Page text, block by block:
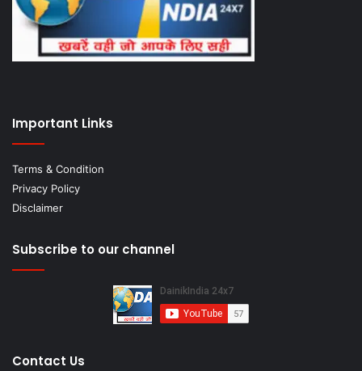
Important Links
Terms & Condition
Privacy Policy
Disclaimer
Subscribe to our channel
Contact Us